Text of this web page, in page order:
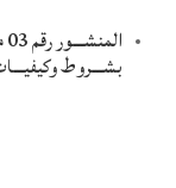
بشـــروط